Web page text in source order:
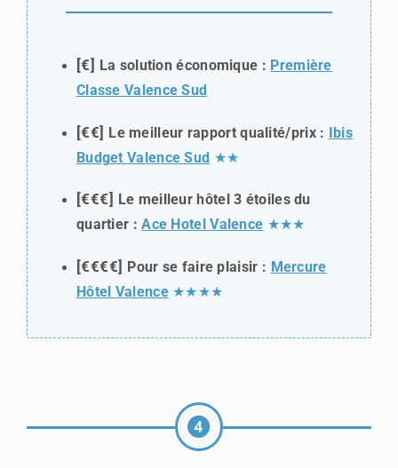
[€] La solution économique : Première
Classe Valence Sud
[€€] Le meilleur rapport qualité/prix :
Ibis
Budget Valence Sud ★★
[€€€]
Le meilleur hôtel 3 étoiles du
quartier :Ace Hotel Valence ★★★
[€€€€] Pour se faire plaisir : Mercure
Hôtel Valence★★★★